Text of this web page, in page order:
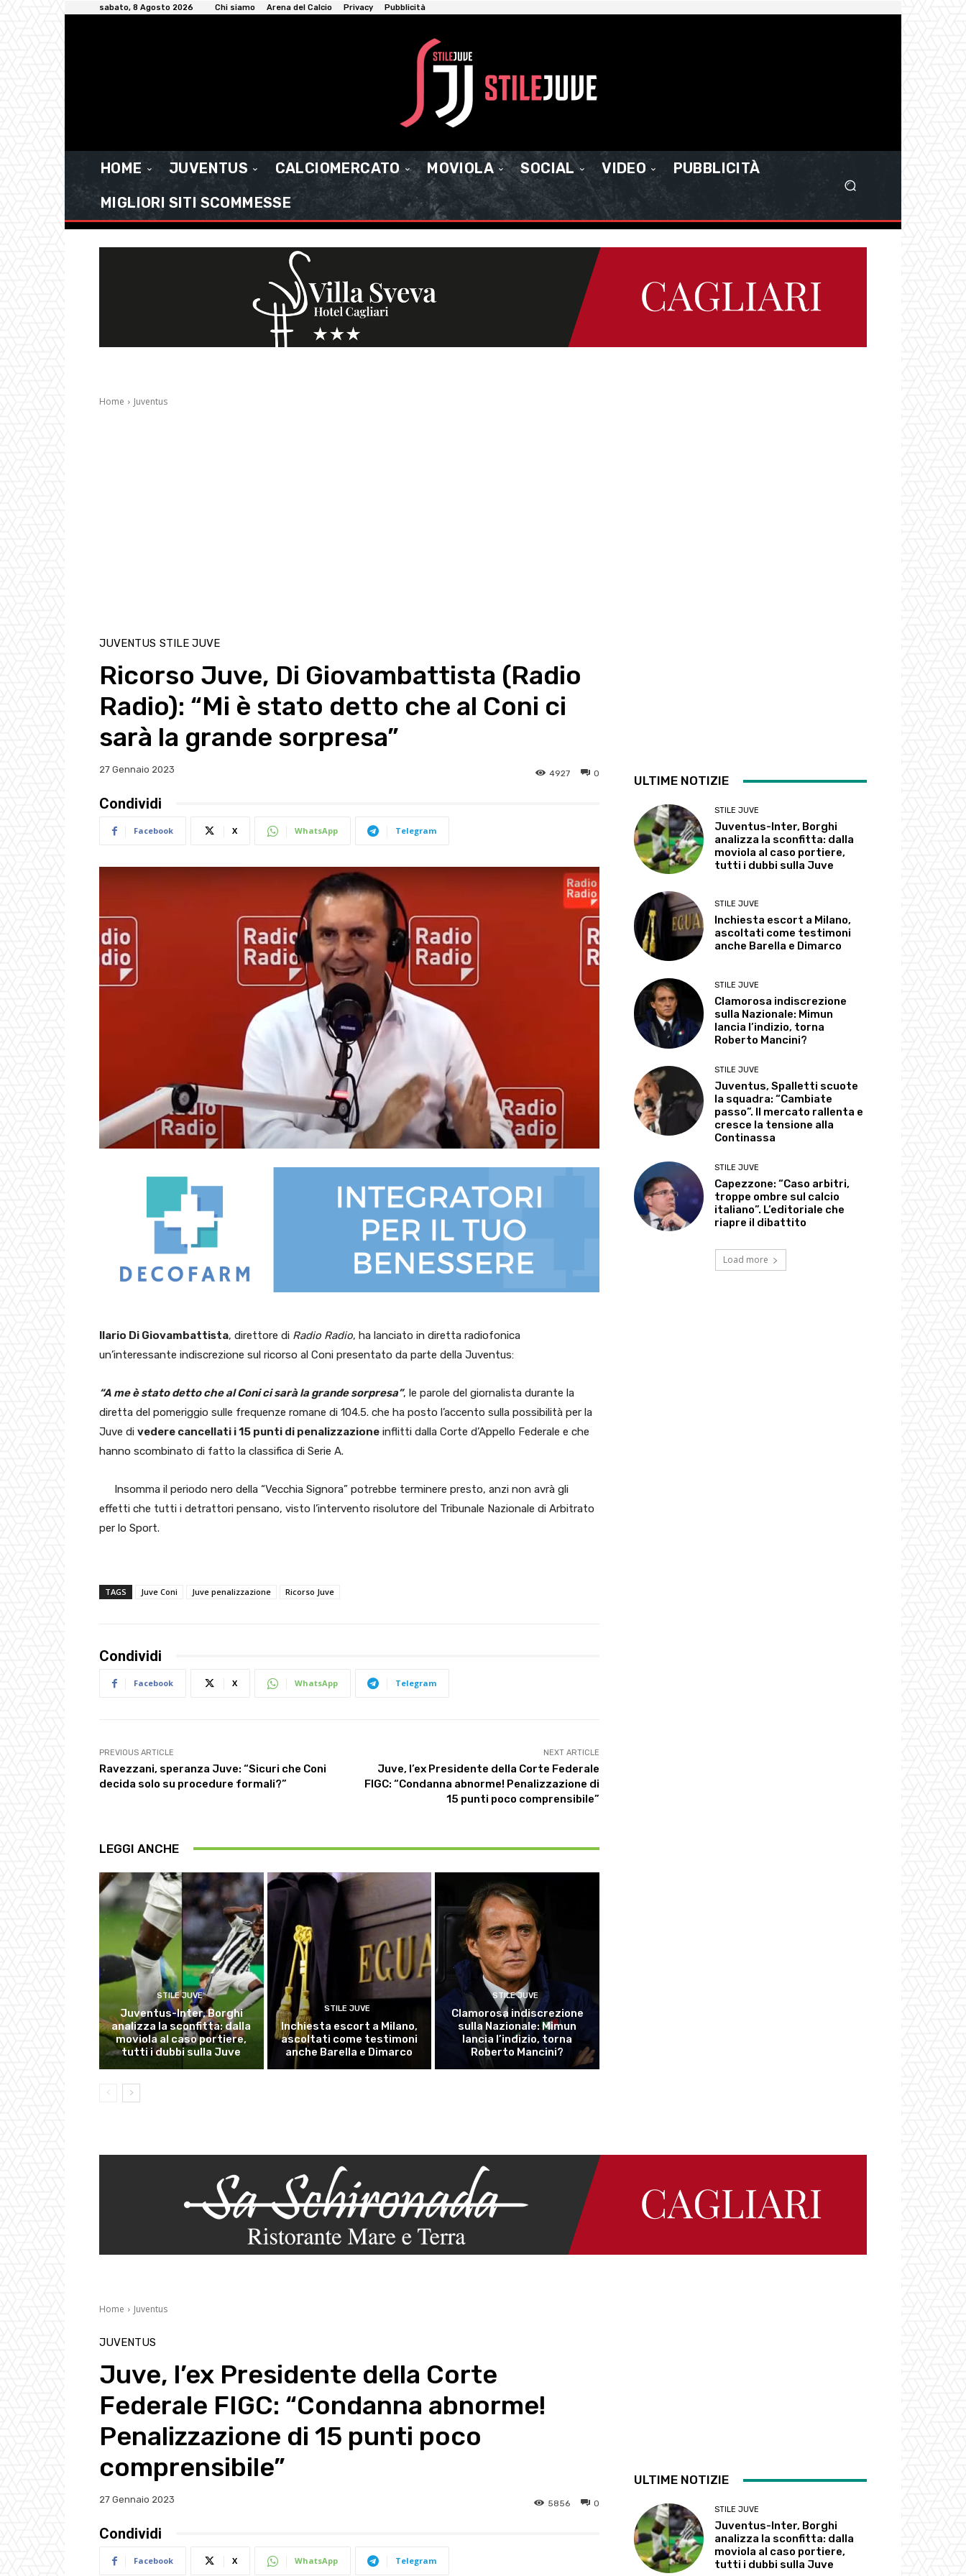
sabato, 8 Agosto 2026 Chi siamo Arena del Calcio Privacy Pubblicità
HOME JUVENTUS CALCIOMERCATO MOVIOLA SOCIAL VIDEO
PUBBLICITÀ
MIGLIORI SITI SCOMMESSE
Home Juventus
JUVENTUS STILE JUVE
Ricorso Juve, Di Giovambattista (Radio
Radio): “Mi è stato detto che al Coni ci
sarà la grande sorpresa”
27 Gennaio 2023 0
4927
Condividi
Facebook X WhatsApp Telegram
Ilario Di Giovambattista, direttore di Radio Radio, ha lanciato in diretta radiofonica
un’interessante indiscrezione sul ricorso al Coni presentato da parte della Juventus:
“A me è stato detto che al Coni ci sarà la grande sorpresa”, le parole del giornalista durante la
diretta del pomeriggio sulle frequenze romane di 104.5. che ha posto l’accento sulla possibilità per la
Juve di vedere cancellati i 15 punti di penalizzazione inflitti dalla Corte d’Appello Federale e che
hanno scombinato di fatto la classifica di Serie A.
Insomma il periodo nero della “Vecchia Signora” potrebbe terminere presto, anzi non avrà gli
effetti che tutti i detrattori pensano, visto l’intervento risolutore del Tribunale Nazionale di Arbitrato
per lo Sport.
TAGS Juve Coni Juve penalizzazione Ricorso Juve
Condividi
Facebook X WhatsApp Telegram
PREVIOUS ARTICLE
Ravezzani, speranza Juve: “Sicuri che Coni
decida solo su procedure formali?”
NEXT ARTICLE
Juve, l’ex Presidente della Corte Federale
FIGC: “Condanna abnorme! Penalizzazione di
15 punti poco comprensibile”
LEGGI ANCHE
STILE JUVE
Juventus-Inter, Borghi
analizza la sconfitta: dalla
moviola al caso portiere,
tutti i dubbi sulla Juve
STILE JUVE
Inchiesta escort a Milano,
ascoltati come testimoni
anche Barella e Dimarco
STILE JUVE
Clamorosa indiscrezione
sulla Nazionale: Mimun
lancia l’indizio, torna
Roberto Mancini?
ULTIME NOTIZIE
STILE JUVE
Juventus-Inter, Borghi
analizza la sconfitta: dalla
moviola al caso portiere,
tutti i dubbi sulla Juve
STILE JUVE
Inchiesta escort a Milano,
ascoltati come testimoni
anche Barella e Dimarco
STILE JUVE
Clamorosa indiscrezione
sulla Nazionale: Mimun
lancia l’indizio, torna
Roberto Mancini?
STILE JUVE
Juventus, Spalletti scuote
la squadra: “Cambiate
passo”. Il mercato rallenta e
cresce la tensione alla
Continassa
STILE JUVE
Capezzone: “Caso arbitri,
troppe ombre sul calcio
italiano”. L’editoriale che
riapre il dibattito
Load more